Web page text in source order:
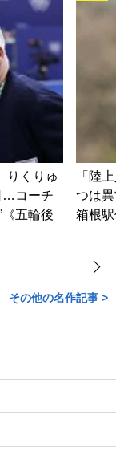
りくりゅ
…コーチ
五輪後
「陸
つは
箱根
その他の名作記事 >